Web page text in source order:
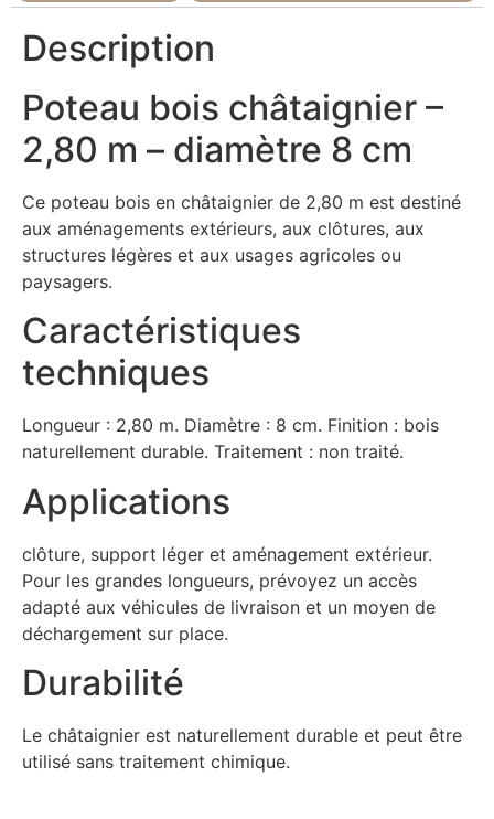
Description
Poteau bois châtaignier –
2,80 m – diamètre 8 cm
Ce poteau bois en châtaignier de 2,80 m est destiné
aux aménagements extérieurs, aux clôtures, aux
structures légères et aux usages agricoles ou
paysagers.
Caractéristiques
techniques
Longueur : 2,80 m. Diamètre : 8 cm. Finition : bois
naturellement durable. Traitement : non traité.
Applications
clôture, support léger et aménagement extérieur.
Pour les grandes longueurs, prévoyez un accès
adapté aux véhicules de livraison et un moyen de
déchargement sur place.
Durabilité
Le châtaignier est naturellement durable et peut être
utilisé sans traitement chimique.